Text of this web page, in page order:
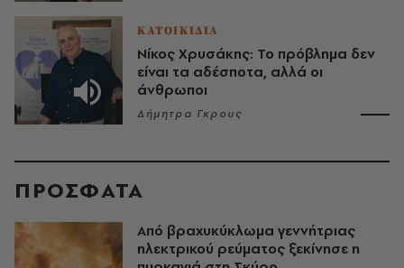
ΚΑΤΟΙΚΙΔΙΑ
Νίκος Χρυσάκης: Το πρόβλημα δεν
είναι τα αδέσποτα, αλλά οι
άνθρωποι
Δήμητρα Γκρους
ΠΡΟΣΦΑΤΑ
Από βραχυκύκλωμα γεννήτριας
ηλεκτρικού ρεύματος ξεκίνησε η